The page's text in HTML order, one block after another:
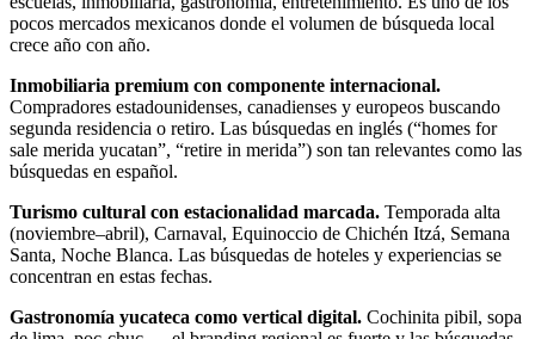
pocos mercados mexicanos donde el volumen de búsqueda local
crece año con año.
Inmobiliaria premium con componente internacional.
Compradores estadounidenses, canadienses y europeos buscando
segunda residencia o retiro. Las búsquedas en inglés (“homes for
sale merida yucatan”, “retire in merida”) son tan relevantes como las
búsquedas en español.
Turismo cultural con estacionalidad marcada. Temporada alta
(noviembre–abril), Carnaval, Equinoccio de Chichén Itzá, Semana
Santa, Noche Blanca. Las búsquedas de hoteles y experiencias se
concentran en estas fechas.
Gastronomía yucateca como vertical digital. Cochinita pibil, sopa